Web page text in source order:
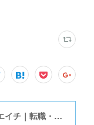
｜合同会社エスティーエイチ｜転職・就職支援アカデミー